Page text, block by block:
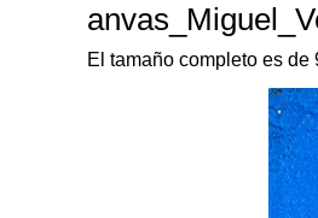
El tamaño completo es de